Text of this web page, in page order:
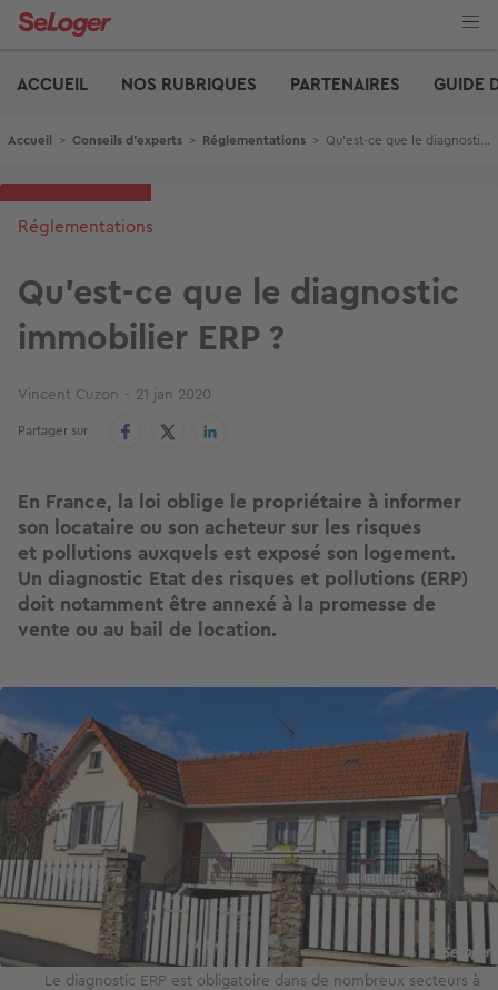
Aller
ACCUEIL
NOS RUBRIQUES PARTENAIRES GUIDE
Fil d'Ariane
Accueil > Conseils d'experts > Réglementations > Qu'est-ce que le diagnostic immobilier ERP ?
Réglementations
Qu'est-ce que le diagnostic
immobilier ERP ?
Vincent Cuzon 21 jan 2020
Partager sur
En France, la loi oblige le propriétaire à informer
son locataire ou son acheteur sur les risques
et pollutions auxquels est exposé son logement.
Un diagnostic Etat des risques et pollutions (ERP)
doit notamment être annexé à la promesse de
vente ou au bail de location.
Image
Le diagnostic ERP est obligatoire dans de nombreux secteurs à